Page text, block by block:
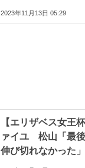
2023年11月13日 05:29
【エリザベス女王
ァイユ 松山「最後
伸び切れなかった」